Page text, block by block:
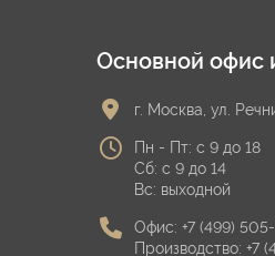
Основной офис
г. Москва, ул.
Пн - Пт: с 9 до 18
Сб: с 9 до 14
Вс: выходной
Офис: +7 (499)
Производство: +7